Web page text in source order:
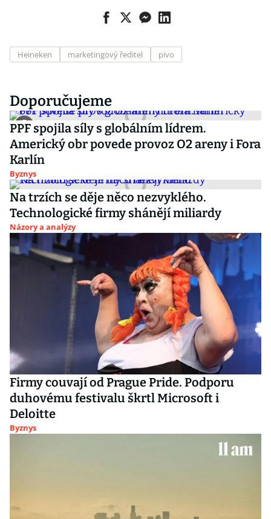
Heineken marketingový ředitel pivo
Doporučujeme
PPF spojila síly s globálním lídrem.
Americký obr povede provoz O2 areny i Fora
Karlín
Byznys
Na trzích se děje něco nezvyklého.
Technologické firmy shánějí miliardy
Názory a analýzy
Firmy couvají od Prague Pride. Podporu
duhovému festivalu škrtl Microsoft i
Deloitte
Byznys